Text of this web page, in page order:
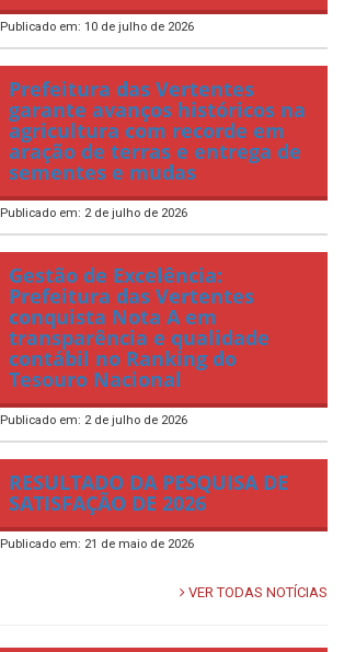
Publicado em: 10 de julho de 2026
Prefeitura das Vertentes
garante avanços históricos na
agricultura com recorde em
aração de terras e entrega de
sementes e mudas
Publicado em: 2 de julho de 2026
Gestão de Excelência:
Prefeitura das Vertentes
conquista Nota A em
transparência e qualidade
contábil no Ranking do
Tesouro Nacional
Publicado em: 2 de julho de 2026
RESULTADO DA PESQUISA DE
SATISFAÇÃO DE 2026
Publicado em: 21 de maio de 2026
VER TODAS NOTÍCIAS